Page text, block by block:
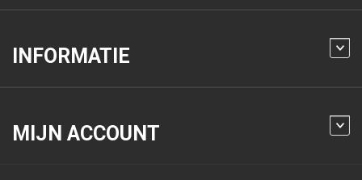
INFORMATIE
MIJN ACCOUNT